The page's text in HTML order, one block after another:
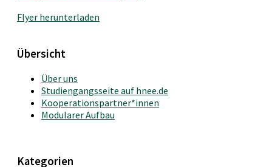
Flyer herunterladen
Übersicht
Über uns
Studiengangsseite auf hnee.de
Kooperationspartner*innen
Modularer Aufbau
Kategorien